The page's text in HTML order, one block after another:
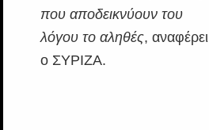
που αποδεικνύουν του
λόγου το αληθές, αναφέρει
ο ΣΥΡΙΖΑ.